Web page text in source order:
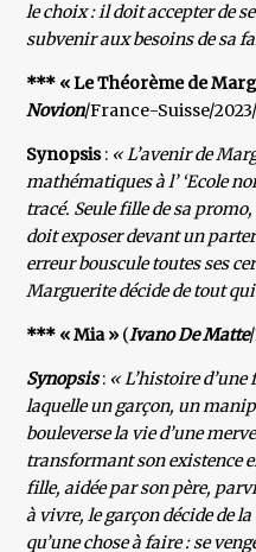
le choix : il doit accepter de
subvenir aux besoins de sa
*** « Le Théorème de
Novion/France-Suisse/2023/
Synopsis: « L’avenir de
mathématiques à l’ ‘Ecole
tracé. Seule fille de sa
doit exposer devant un
erreur bouscule toutes ses
Marguerite décide de tout
*** « Mia » (Ivano De Matte
Synopsis: « L’histoire
laquelle un garçon, un
bouleverse la vie d’une
transformant son existence
fille, aidée par son père,
à vivre, le garçon décide de
qu’une chose à faire : se